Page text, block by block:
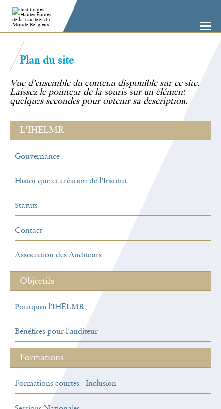
contenu.
la
personnels
Plan du site
Vue d'ensemble du contenu disponible sur ce site.
Laissez le pointeur de la souris sur un élément
quelques secondes pour obtenir sa description.
L'IHELMR
Gouvernance
Historique et création de l'Institut
Statuts
Contact
Association des Auditeurs
Objectifs
Pourquoi l'IHELMR
Bénéfices pour l'auditeur
Formations
Formations courtes - Inclusion